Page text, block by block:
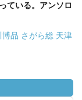
ている。アンソロ
品 さがら総 天津